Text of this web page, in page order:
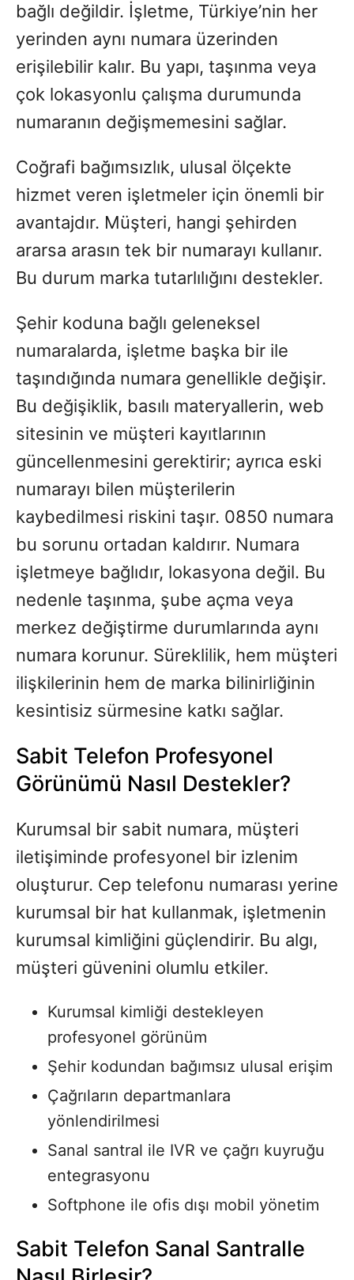
bağlı değildir. İşletme, Türkiye’nin her
yerinden aynı numara üzerinden
erişilebilir kalır. Bu yapı, taşınma veya
çok lokasyonlu çalışma durumunda
numaranın değişmemesini sağlar.
Coğrafi bağımsızlık, ulusal ölçekte
hizmet veren işletmeler için önemli bir
avantajdır. Müşteri, hangi şehirden
ararsa arasın tek bir numarayı kullanır.
Bu durum marka tutarlılığını destekler.
Şehir koduna bağlı geleneksel
numaralarda, işletme başka bir ile
taşındığında numara genellikle değişir.
Bu değişiklik, basılı materyallerin, web
sitesinin ve müşteri kayıtlarının
güncellenmesini gerektirir; ayrıca eski
numarayı bilen müşterilerin
kaybedilmesi riskini taşır. 0850 numara
bu sorunu ortadan kaldırır. Numara
işletmeye bağlıdır, lokasyona değil. Bu
nedenle taşınma, şube açma veya
merkez değiştirme durumlarında aynı
numara korunur. Süreklilik, hem müşteri
ilişkilerinin hem de marka bilinirliğinin
kesintisiz sürmesine katkı sağlar.
Sabit Telefon Profesyonel
Görünümü Nasıl Destekler?
Kurumsal bir sabit numara, müşteri
iletişiminde profesyonel bir izlenim
oluşturur. Cep telefonu numarası yerine
kurumsal bir hat kullanmak, işletmenin
kurumsal kimliğini güçlendirir. Bu algı,
müşteri güvenini olumlu etkiler.
Kurumsal kimliği destekleyen
profesyonel görünüm
Şehir kodundan bağımsız ulusal erişim
Çağrıların departmanlara
yönlendirilmesi
Sanal santral ile IVR ve çağrı kuyruğu
entegrasyonu
Softphone ile ofis dışı mobil yönetim
Sabit Telefon Sanal Santralle